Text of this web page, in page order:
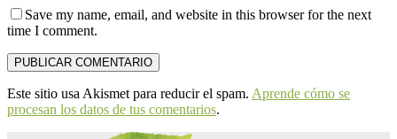
Save my name, email, and website in this browser for the next
time I comment.
Este sitio usa Akismet para reducir el spam. Aprende cómo se
procesan los datos de tus comentarios.